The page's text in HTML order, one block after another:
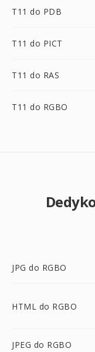
T11 do PDB
T11 do PICT
T11 do RAS
T11 do RGBO
JPG do RGBO
HTML do RGBO
JPEG do RGBO